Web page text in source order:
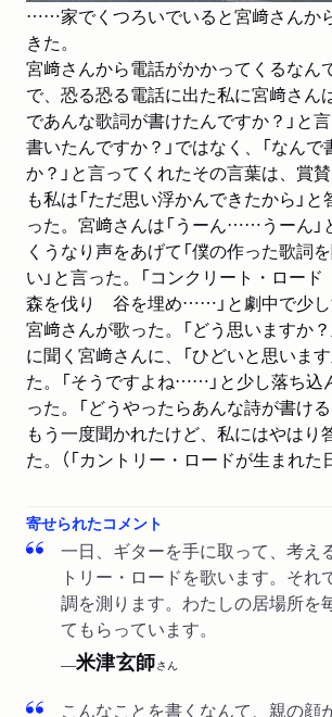
……家でくつろいでいると宮﨑さんか
きた。
宮﨑さんから電話がかかってくるなん
で、恐る恐る電話に出た私に宮﨑さん
であんな歌詞が書けたんですか？」と言
書いたんですか？」ではなく、「なん
か？」と言ってくれたその言葉は、賞賛
も私は「ただ思い浮かんできたから」
った。宮﨑さんは「うーん……うーん」
くうなり声をあげて「僕の作った歌詞
い」と言った。 「コンクリート・ロー
森を伐り 谷を埋め……」と劇中で少し
宮﨑さんが歌った。 「どう思いますか
に聞く宮﨑さんに、「ひどいと思いま
た。 「そうですよね……」と少し落ち込
った。 「どうやったらあんな詩が書け
もう一度聞かれたけど、私にはやはり
た。 （「カントリー・ロードが生まれた
寄せられたコメント
一日、ギターを手に取って、考え
トリー・ロードを歌います。それ
調を測ります。わたしの居場所を
てもらっています。
──米津玄師さん
こんなことを書くなんて、親の顔